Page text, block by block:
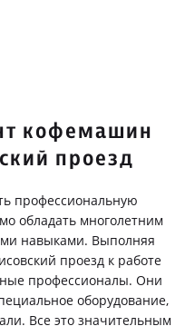
кофемашин
проезд
профессиональную
обладать многолетним
навыками. Выполняя
проезд к работе
профессионалы. Они
оборудование,
Все это значительным